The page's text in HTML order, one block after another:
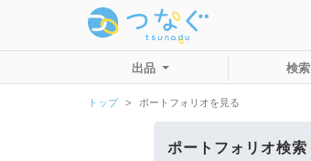
出品 検索
トップ ポートフォリオを見る
ポートフォリオ検索